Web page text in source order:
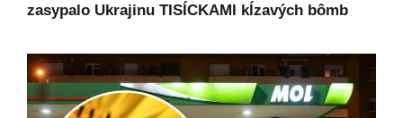
zasypalo Ukrajinu TISÍCKAMI kĺzavých bômb